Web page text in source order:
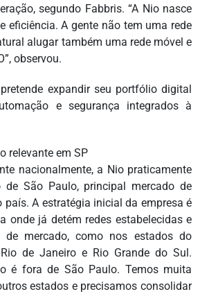
segundo Fabbris. “A Nio nasce
eficiência. A gente não tem uma rede
alugar também uma rede móvel e
observou.
expandir seu portfólio digital
e segurança integrados à
relevante em SP
nacionalmente, a Nio praticamente
São Paulo, principal mercado de
país. A estratégia inicial da empresa é
onde já detém redes estabelecidas e
de mercado, como nos estados do
de Janeiro e Rio Grande do Sul.
é fora de São Paulo. Temos muita
estados e precisamos consolidar